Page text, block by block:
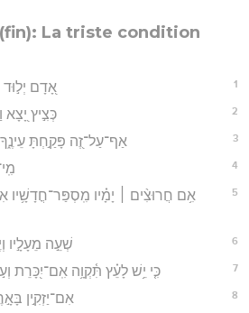
La triste condition
1 אָ֭דָם יְל֣וּד
2 כְּצִ֣יץ יָ֭צָא
3 אַף־עַל־זֶ֭ה פָּקַ֣חְתָּ
4
5
אִ֥ם חֲרוּצִ֨ים ׀ יָמָ֗יו מִֽסְפַּר־חֳדָשָׁ֥יו
6 שְׁעֵ֣ה מֵעָלָ֣יו
7 כִּ֤י יֵ֥שׁ לָעֵ֗ץ תִּ֫קְוָ֥ה אִֽם־יִ֭כָּרֵת
8 אִם־יַזְקִ֣ין